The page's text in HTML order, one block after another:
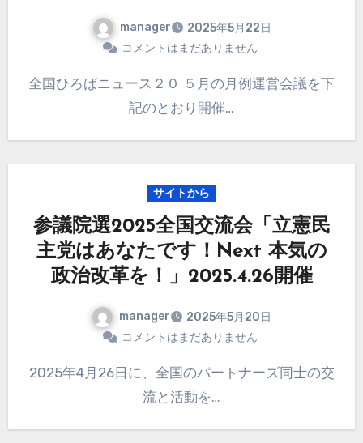
manager
2025年5月22日
コメントはまだありません
全国ひろばニュース２０ ５月の月例運営会議を下
記のとおり開催…
サイトから
参議院選2025全国交流会「立憲民
主党はあなたです！Next 本気の
政治改革を！」2025.4.26開催
manager
2025年5月20日
コメントはまだありません
2025年4月26日に、全国のパートナーズ同士の交
流と活動を…